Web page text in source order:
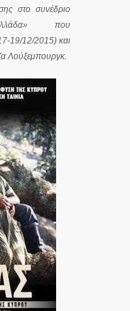
στο συνέδριο
που
19/12/2015) και
Λούξεμπουργκ.